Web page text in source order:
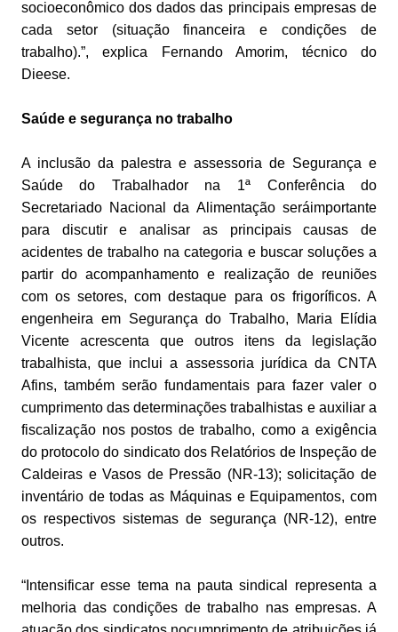
socioeconômico dos dados das principais empresas de
cada setor (situação financeira e condições de
trabalho).”, explica Fernando Amorim, técnico do
Dieese.
Saúde e segurança no trabalho
A inclusão da palestra e assessoria de Segurança e
Saúde do Trabalhador na 1ª Conferência do
Secretariado Nacional da Alimentação seráimportante
para discutir e analisar as principais causas de
acidentes de trabalho na categoria e buscar soluções a
partir do acompanhamento e realização de reuniões
com os setores, com destaque para os frigoríficos. A
engenheira em Segurança do Trabalho, Maria Elídia
Vicente acrescenta que outros itens da legislação
trabalhista, que inclui a assessoria jurídica da CNTA
Afins, também serão fundamentais para fazer valer o
cumprimento das determinações trabalhistas e auxiliar a
fiscalização nos postos de trabalho, como a exigência
do protocolo do sindicato dos Relatórios de Inspeção de
Caldeiras e Vasos de Pressão (NR-13); solicitação de
inventário de todas as Máquinas e Equipamentos, com
os respectivos sistemas de segurança (NR-12), entre
outros.
“Intensificar esse tema na pauta sindical representa a
melhoria das condições de trabalho nas empresas. A